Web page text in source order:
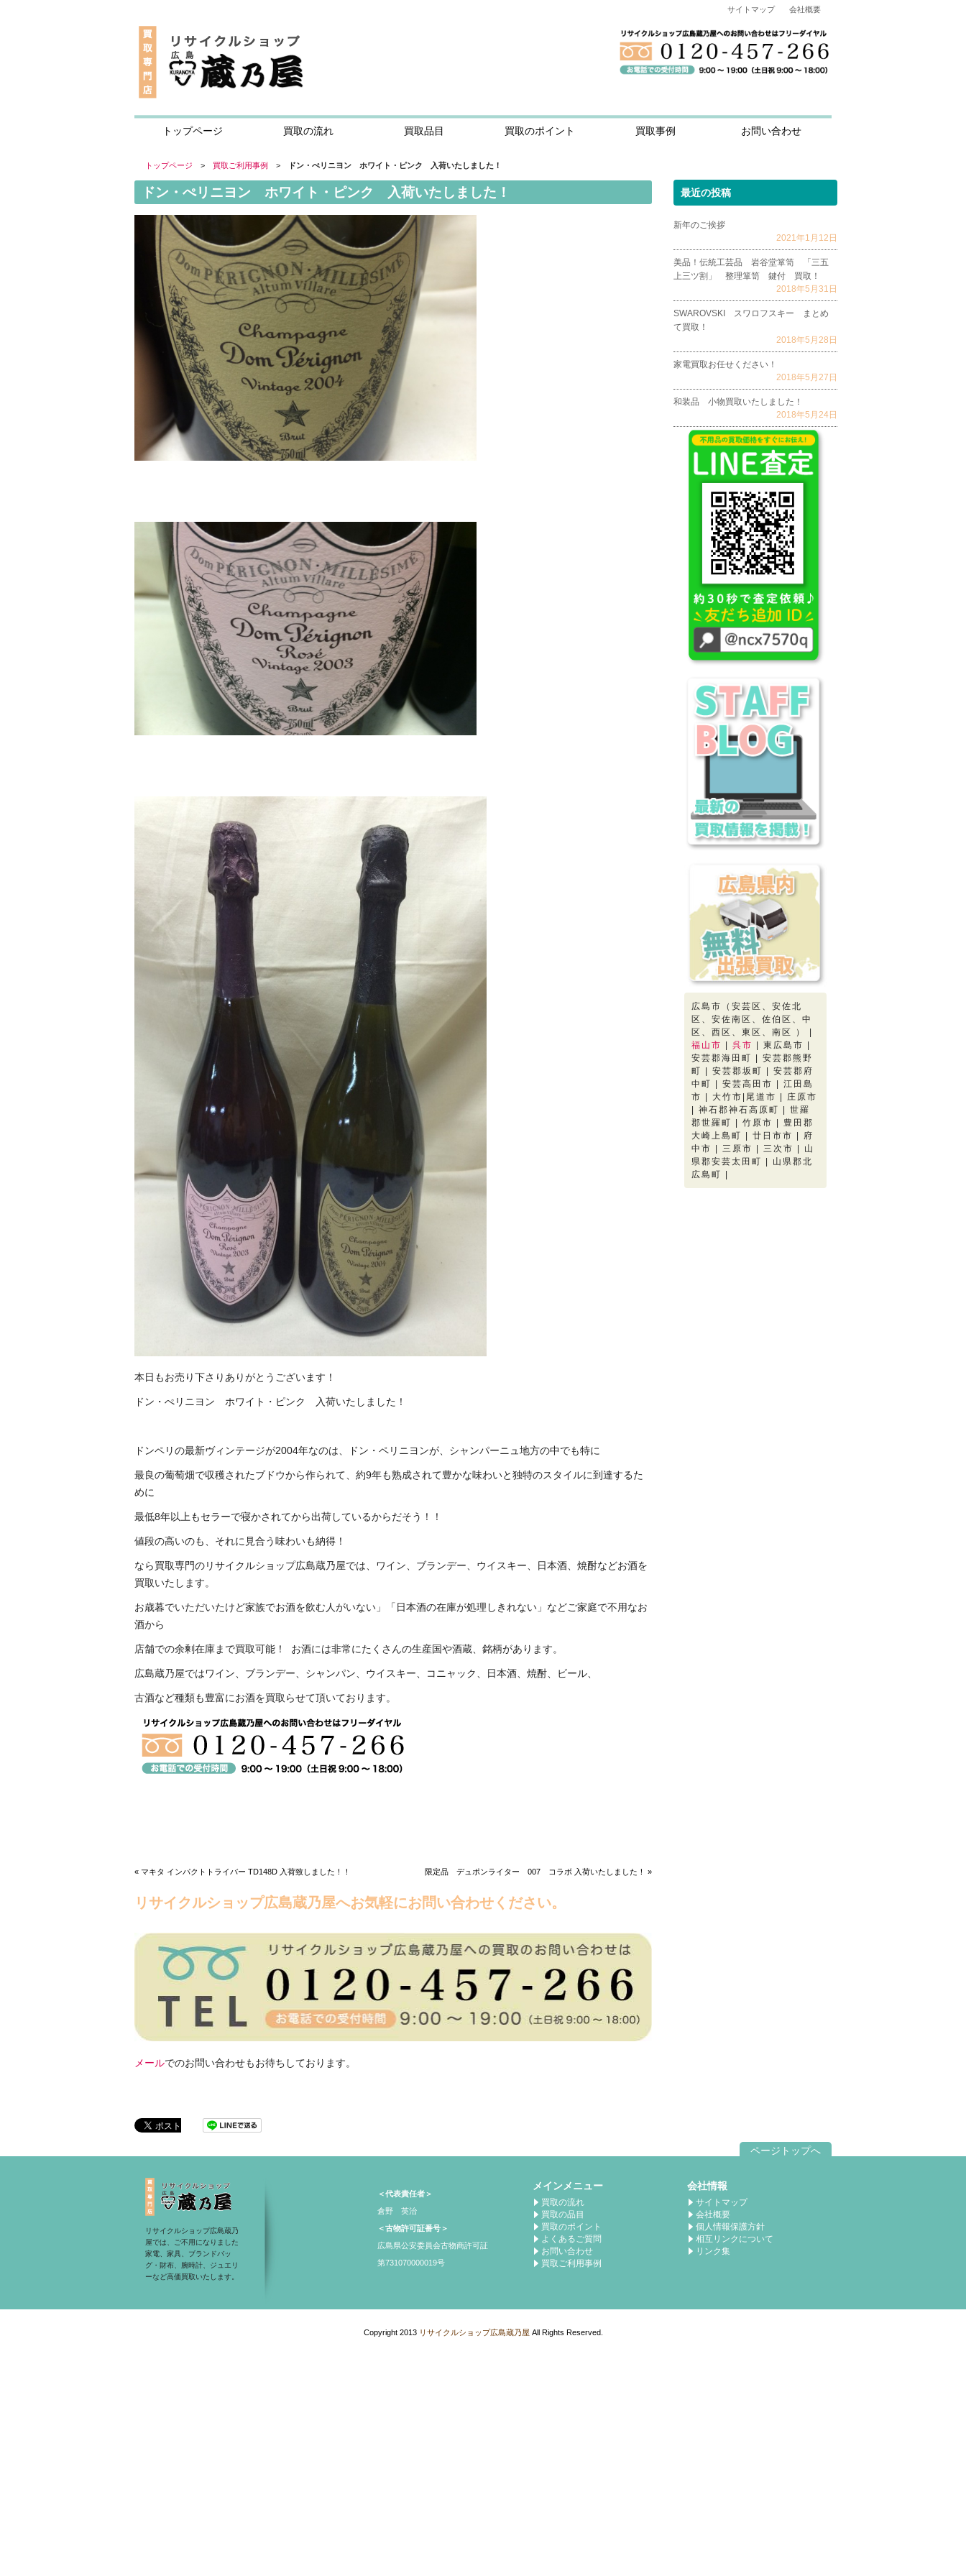
サイトマップ 会社概要
トップページ 買取の流れ 買取品目 買取のポイント 買取事例 お問い合わせ
トップページ > 買取ご利用事例 > ドン・ぺリニヨン ホワイト・ピンク 入荷いたしました！
ドン・ぺリニヨン ホワイト・ピンク 入荷いたしました！
本日もお売り下さりありがとうございます！
ドン・ぺリニヨン ホワイト・ピンク 入荷いたしました！
ドンペリの最新ヴィンテージが2004年なのは、ドン・ペリニヨンが、シャンパーニュ地方の中でも特に
最良の葡萄畑で収穫されたブドウから作られて、約9年も熟成されて豊かな味わいと独特のスタイルに到達するた
めに
最低8年以上もセラーで寝かされてから出荷しているからだそう！！
値段の高いのも、それに見合う味わいも納得！
なら買取専門のリサイクルショップ広島蔵乃屋では、ワイン、ブランデー、ウイスキー、日本酒、焼酎などお酒を
買取いたします。
お歳暮でいただいたけど家族でお酒を飲む人がいない」「日本酒の在庫が処理しきれない」などご家庭で不用なお
酒から
店舗での余剰在庫まで買取可能！ お酒には非常にたくさんの生産国や酒蔵、銘柄があります。
広島蔵乃屋ではワイン、ブランデー、シャンパン、ウイスキー、コニャック、日本酒、焼酎、ビール、
古酒など種類も豊富にお酒を買取らせて頂いております。
« マキタ インパクトトライバー TD148D 入荷致しました！！ 限定品 デュポンライター 007 コラボ 入荷いたしました！ »
リサイクルショップ広島蔵乃屋へお気軽にお問い合わせください。
メールでのお問い合わせもお待ちしております。
最近の投稿
新年のご挨拶
2021年1月12日
美品！伝統工芸品 岩谷堂箪笥 「三五
上三ツ割」 整理箪笥 鍵付 買取！
2018年5月31日
SWAROVSKI スワロフスキー まとめ
て買取！
2018年5月28日
家電買取お任せください！
2018年5月27日
和装品 小物買取いたしました！
2018年5月24日
広島市（安芸区、安佐北
区、安佐南区、佐伯区、中
区、西区、東区、南区 ） |
福山市
呉市
| 東広島市 |
安芸郡海田町 | 安芸郡熊野
町 | 安芸郡坂町 | 安芸郡府
中町 | 安芸高田市 | 江田島
市 | 大竹市|尾道市 | 庄原市
| 神石郡神石高原町 | 世羅
郡世羅町 | 竹原市 | 豊田郡
大崎上島町 | 廿日市市 | 府
中市 | 三原市 | 三次市 | 山
県郡安芸太田町 | 山県郡北
広島町 |
ページトップへ
リサイクルショップ広島蔵乃
屋では、ご不用になりました
家電、家具、ブランドバッ
グ・財布、腕時計、ジュエリ
ーなど高価買取いたします。
＜代表責任者＞
倉野 英治
＜古物許可証番号＞
広島県公安委員会古物商許可証
第731070000019号
メインメニュー
買取の流れ
買取の品目
買取のポイント
よくあるご質問
お問い合わせ
買取ご利用事例
会社情報
サイトマップ
会社概要
個人情報保護方針
相互リンクについて
リンク集
Copyright 2013 リサイクルショップ広島蔵乃屋 All Rights Reserved.